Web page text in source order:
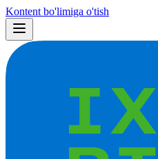
Kontent bo'limiga o'tish